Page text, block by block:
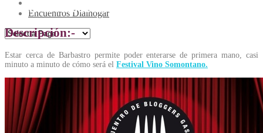
Encuentros Dialhogar
#FestivalVinoSomontano
Descripción:-
Estar cerca de Barbastro permite poder enterarse de primera mano, casi
minuto a minuto de cómo será el Festival Vino Somontano.